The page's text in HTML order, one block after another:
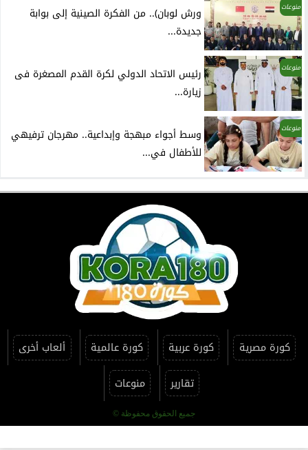
منوعات
ورش لوبان).. من الفكرة الصينية إلى بوابة
جديدة...
منوعات
رئيس الاتحاد الدولي لكرة القدم المصغرة فى
زيارة...
منوعات
وسط أجواء مبهجة وإبداعية.. مهرجان ترفيهي
للأطفال في...
كورة مصرية كورة عربية كورة عالمية
ألعاب أخرى
تقارير
منوعات
جميع الحقوق محفوظة ©